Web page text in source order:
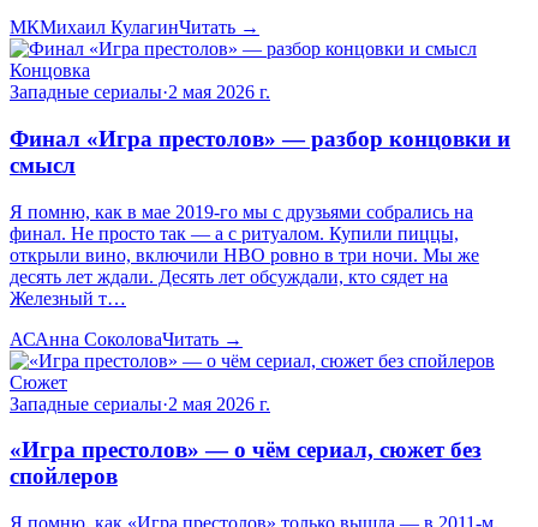
МКМихаил КулагинЧитать →
Концовка
Западные сериалы·2 мая 2026 г.
Финал «Игра престолов» — разбор концовки и
смысл
Я помню, как в мае 2019-го мы с друзьями собрались на
финал. Не просто так — а с ритуалом. Купили пиццы,
открыли вино, включили HBO ровно в три ночи. Мы же
десять лет ждали. Десять лет обсуждали, кто сядет на
Железный т…
АСАнна СоколоваЧитать →
Сюжет
Западные сериалы·2 мая 2026 г.
«Игра престолов» — о чём сериал, сюжет без
спойлеров
Я помню, как «Игра престолов» только вышла — в 2011-м.